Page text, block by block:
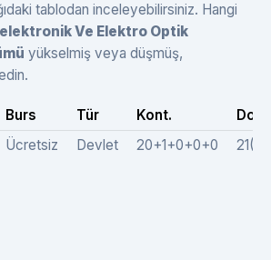
tablodan inceleyebilirsiniz. Hangi
Ve Elektro Optik
yükselmiş veya düşmüş,
Burs Tür Kont.
Ücretsiz Devlet 20+1+0+0+0